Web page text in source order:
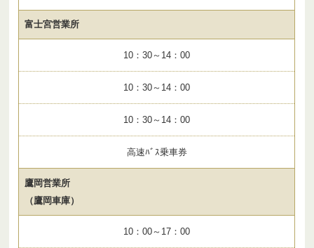
富士宮営業所
10：30～14：00
10：30～14：00
10：30～14：00
高速ﾊﾞｽ乗車券
鷹岡営業所
（鷹岡車庫）
10：00～17：00